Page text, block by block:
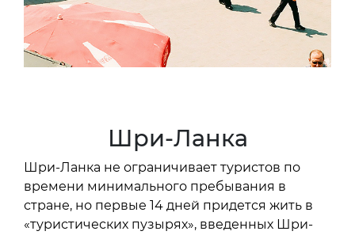
Шри-Ланка
Шри-Ланка не ограничивает туристов по
времени минимального пребывания в
стране, но первые 14 дней придется жить в
«туристических пузырях», введенных Шри-